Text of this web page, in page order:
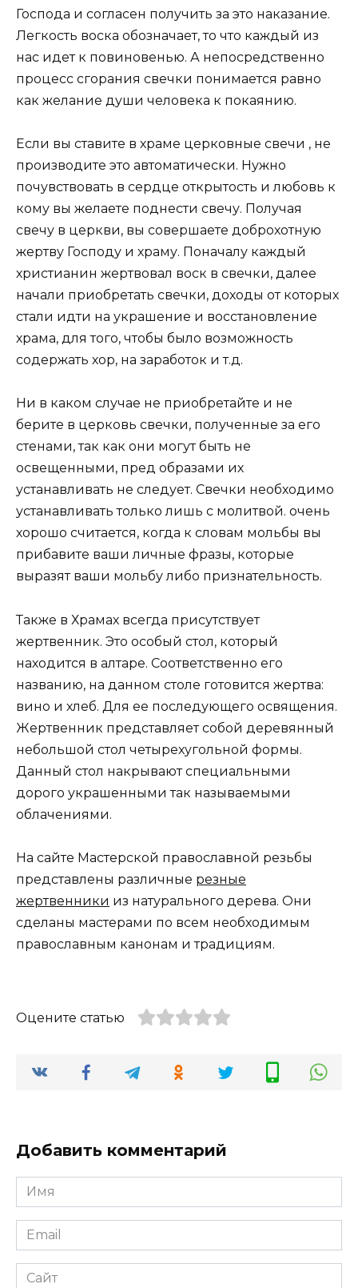
Господа и согласен получить за это наказание.
Легкость воска обозначает, то что каждый из
нас идет к повиновенью. А непосредственно
процесс сгорания свечки понимается равно
как желание души человека к покаянию.
Если вы ставите в храме церковные свечи , не
производите это автоматически. Нужно
почувствовать в сердце открытость и любовь к
кому вы желаете поднести свечу. Получая
свечу в церкви, вы совершаете доброхотную
жертву Господу и храму. Поначалу каждый
христианин жертвовал воск в свечки, далее
начали приобретать свечки, доходы от которых
стали идти на украшение и восстановление
храма, для того, чтобы было возможность
содержать хор, на заработок и т.д.
Ни в каком случае не приобретайте и не
берите в церковь свечки, полученные за его
стенами, так как они могут быть не
освещенными, пред образами их
устанавливать не следует. Свечки необходимо
устанавливать только лишь с молитвой. очень
хорошо считается, когда к словам мольбы вы
прибавите ваши личные фразы, которые
выразят ваши мольбу либо признательность.
Также в Храмах всегда присутствует
жертвенник. Это особый стол, который
находится в алтаре. Соответственно его
названию, на данном столе готовится жертва:
вино и хлеб. Для ее последующего освящения.
Жертвенник представляет собой деревянный
небольшой стол четырехугольной формы.
Данный стол накрывают специальными
дорого украшенными так называемыми
облачениями.
На сайте Мастерской православной резьбы
представлены различные резные
жертвенники из натурального дерева. Они
сделаны мастерами по всем необходимым
православным канонам и традициям.
Оцените статью
Добавить комментарий
Имя
*
Email
*
Сайт